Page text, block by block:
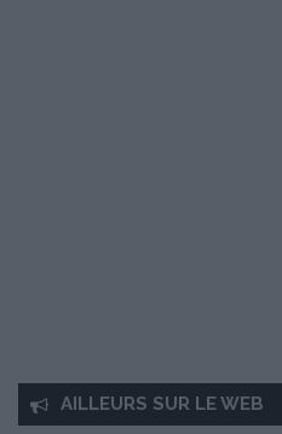
AILLEURS SUR LE WEB